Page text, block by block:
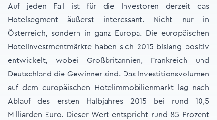
Auf jeden Fall ist für die Investoren derzeit das
Hotelsegment äußerst interessant. Nicht nur in
Österreich, sondern in ganz Europa. Die europäischen
Hotelinvestmentmärkte haben sich 2015 bislang positiv
entwickelt, wobei Großbritannien, Frankreich und
Deutschland die Gewinner sind. Das Investitionsvolumen
auf dem europäischen Hotelimmobilienmarkt lag nach
Ablauf des ersten Halbjahres 2015 bei rund 10,5
Milliarden Euro. Dieser Wert entspricht rund 85 Prozent